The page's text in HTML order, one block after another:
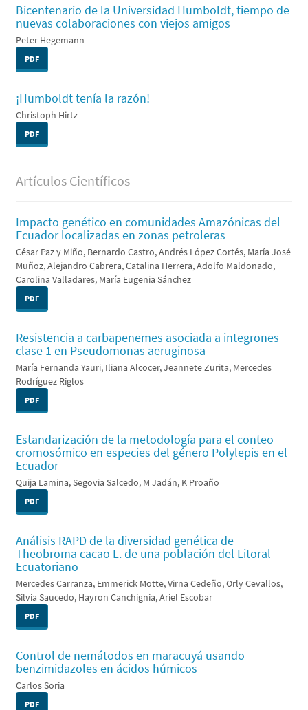
Bicentenario de la Universidad Humboldt, tiempo de
nuevas colaboraciones con viejos amigos
Peter Hegemann
PDF
¡Humboldt tenía la razón!
Christoph Hirtz
PDF
Artículos Científicos
Impacto genético en comunidades Amazónicas del
Ecuador localizadas en zonas petroleras
César Paz y Miño, Bernardo Castro, Andrés López Cortés, María José
Muñoz, Alejandro Cabrera, Catalina Herrera, Adolfo Maldonado,
Carolina Valladares, María Eugenia Sánchez
PDF
Resistencia a carbapenemes asociada a integrones
clase 1 en Pseudomonas aeruginosa
María Fernanda Yauri, Iliana Alcocer, Jeannete Zurita, Mercedes
Rodríguez Riglos
PDF
Estandarización de la metodología para el conteo
cromosómico en especies del género Polylepis en el
Ecuador
Quija Lamina, Segovia Salcedo, M Jadán, K Proaño
PDF
Análisis RAPD de la diversidad genética de
Theobroma cacao L. de una población del Litoral
Ecuatoriano
Mercedes Carranza, Emmerick Motte, Virna Cedeño, Orly Cevallos,
Silvia Saucedo, Hayron Canchignia, Ariel Escobar
PDF
Control de nemátodos en maracuyá usando
benzimidazoles en ácidos húmicos
Carlos Soria
PDF